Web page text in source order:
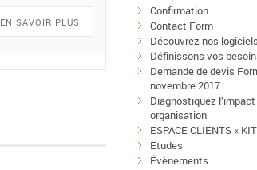
EN SAVOIR PLUS
Confirmation
Contact Form
Découvrez nos
Définissons vos
Demande de devis
novembre 2017
Diagnostiquez
organisation
ESPACE CLIENTS «
Etudes
Évènements